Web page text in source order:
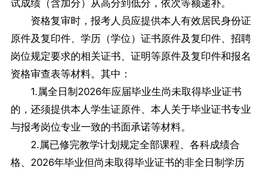
试成绩（含加分）从高分到低分，依次等额递补。
资格复审时，报考人员应提供本人有效居民身份证
原件及复印件、学历（学位）证书原件及复印件、招聘
岗位规定要求的相关证书、证明等原件及复印件和报名
资格审查表等材料。其中：
1.属全日制2026年应届毕业生尚未取得毕业证书
的，还须提供本人学生证原件、本人关于毕业证书专业
与报考岗位专业一致的书面承诺等材料。
2.属已修完教学计划规定全部课程、各科成绩合
格、2026年毕业但尚未取得毕业证书的非全日制学历